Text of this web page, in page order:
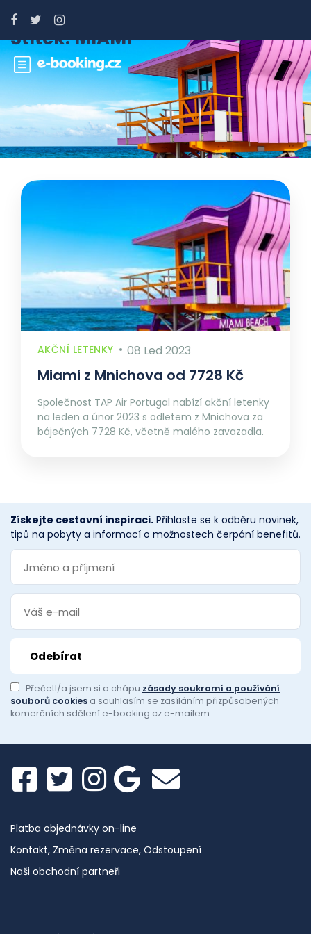
Štítek:MIAMI
AKČNÍ LETENKY 08 Led 2023
Miami z Mnichova od 7728 Kč
Společnost TAP Air Portugal nabízí akční letenky
na leden a únor 2023 s odletem z Mnichova za
báječných 7728 Kč, včetně malého zavazadla.
Získejte cestovní inspiraci. Přihlaste se k odběru novinek,
tipů na pobyty a informací o možnostech čerpání benefitů.
Přečetl/a jsem si a chápu zásady soukromí a používání
souborů cookies a souhlasím se zasíláním přizpůsobených
komerčních sdělení e-booking.cz e-mailem.
Platba objednávky on-line
Kontakt, Změna rezervace, Odstoupení
Naši obchodní partneři